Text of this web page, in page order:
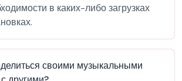
в каких-либо загрузках
своими музыкальными